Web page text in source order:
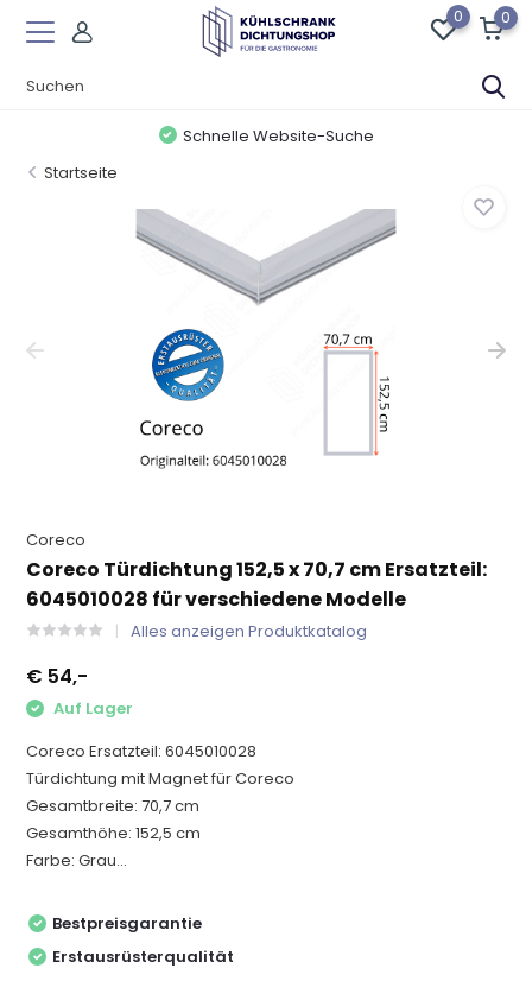
0 0
Schnelle Website-Suche
Startseite
Coreco
Coreco Türdichtung 152,5 x 70,7 cm Ersatzteil:
6045010028 für verschiedene Modelle
Alles anzeigen Produktkatalog
€ 54,-
Auf Lager
Coreco Ersatzteil: 6045010028
Türdichtung mit Magnet für Coreco
Gesamtbreite: 70,7 cm
Gesamthöhe: 152,5 cm
Farbe: Grau...
Bestpreisgarantie
Erstausrüsterqualität